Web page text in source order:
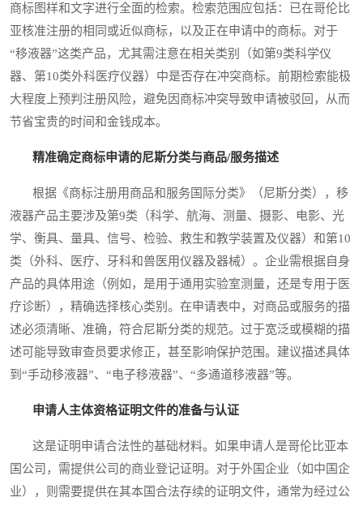
商标图样和文字进行全面的检索。检索范围应包括：已在哥伦比
亚核准注册的相同或近似商标，以及正在申请中的商标。对于
“移液器”这类产品，尤其需注意在相关类别（如第9类科学仪
器、第10类外科医疗仪器）中是否存在冲突商标。前期检索能极
大程度上预判注册风险，避免因商标冲突导致申请被驳回，从而
节省宝贵的时间和金钱成本。
精准确定商标申请的尼斯分类与商品/服务描述
根据《商标注册用商品和服务国际分类》（尼斯分类），移
液器产品主要涉及第9类（科学、航海、测量、摄影、电影、光
学、衡具、量具、信号、检验、救生和教学装置及仪器）和第10
类（外科、医疗、牙科和兽医用仪器及器械）。企业需根据自身
产品的具体用途（例如，是用于通用实验室测量，还是专用于医
疗诊断），精确选择核心类别。在申请表中，对商品或服务的描
述必须清晰、准确，符合尼斯分类的规范。过于宽泛或模糊的描
述可能导致审查员要求修正，甚至影响保护范围。建议描述具体
到“手动移液器”、“电子移液器”、“多通道移液器”等。
申请人主体资格证明文件的准备与认证
这是证明申请合法性的基础材料。如果申请人是哥伦比亚本
国公司，需提供公司的商业登记证明。对于外国企业（如中国企
业），则需要提供在其本国合法存续的证明文件，通常为经过公